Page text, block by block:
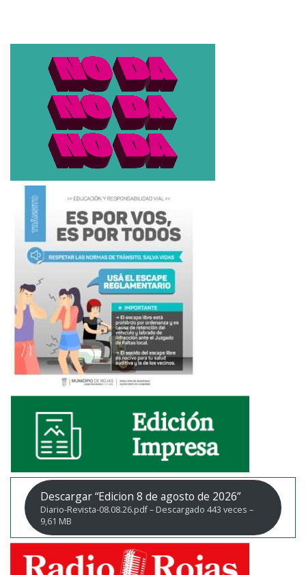
Descargar “Edicion 8 de agosto de 2026”
Diario-Revista-08.08.26.pdf – Descargado 443 veces –
9,61 MB